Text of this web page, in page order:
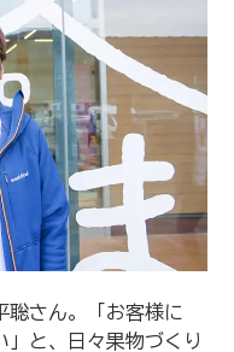
聡さん。「お客様に
」と、日々果物づくり